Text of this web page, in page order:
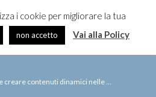
creare contenuti dinamici nelle ...
i cookie per migliorare la tua
non accetto Vai alla Policy